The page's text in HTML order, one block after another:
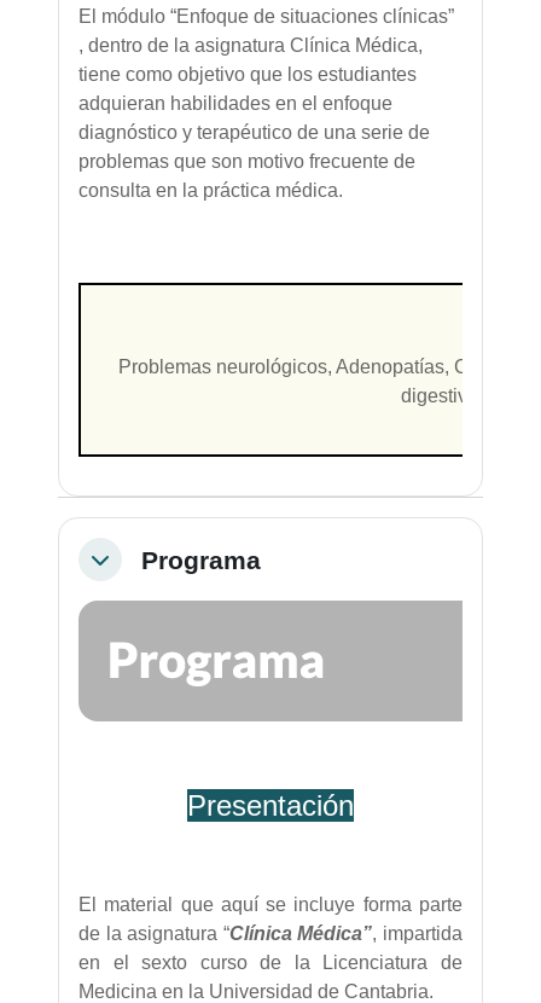
El módulo “Enfoque de situaciones clínicas”
, dentro de la asignatura Clínica Médica,
tiene como objetivo que los estudiantes
adquieran habilidades en el enfoque
diagnóstico y terapéutico de una serie de
problemas que son motivo frecuente de
consulta en la práctica médica.
Problemas neurológicos, Adenopatías,
digestivos,
ColapsarPrograma
Presentación
El material que aquí se incluye forma parte
de la asignatura “Clínica Médica”, impartida
en el sexto curso de la Licenciatura de
Medicina en la Universidad de Cantabria.